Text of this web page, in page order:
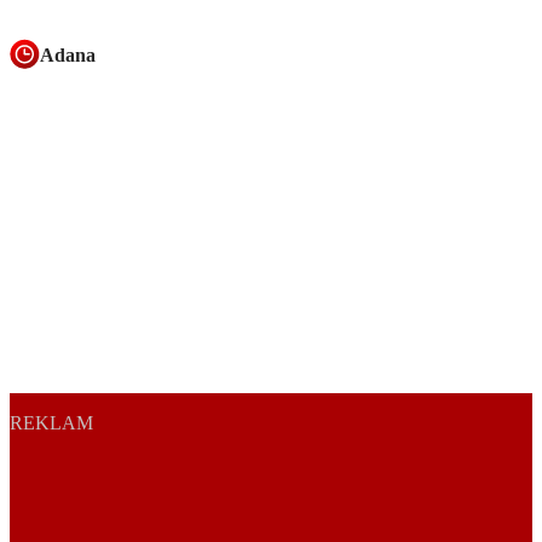
Adana
REKLAM